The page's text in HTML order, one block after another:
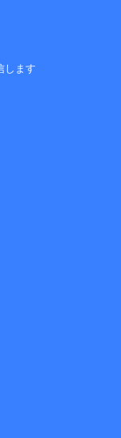
します